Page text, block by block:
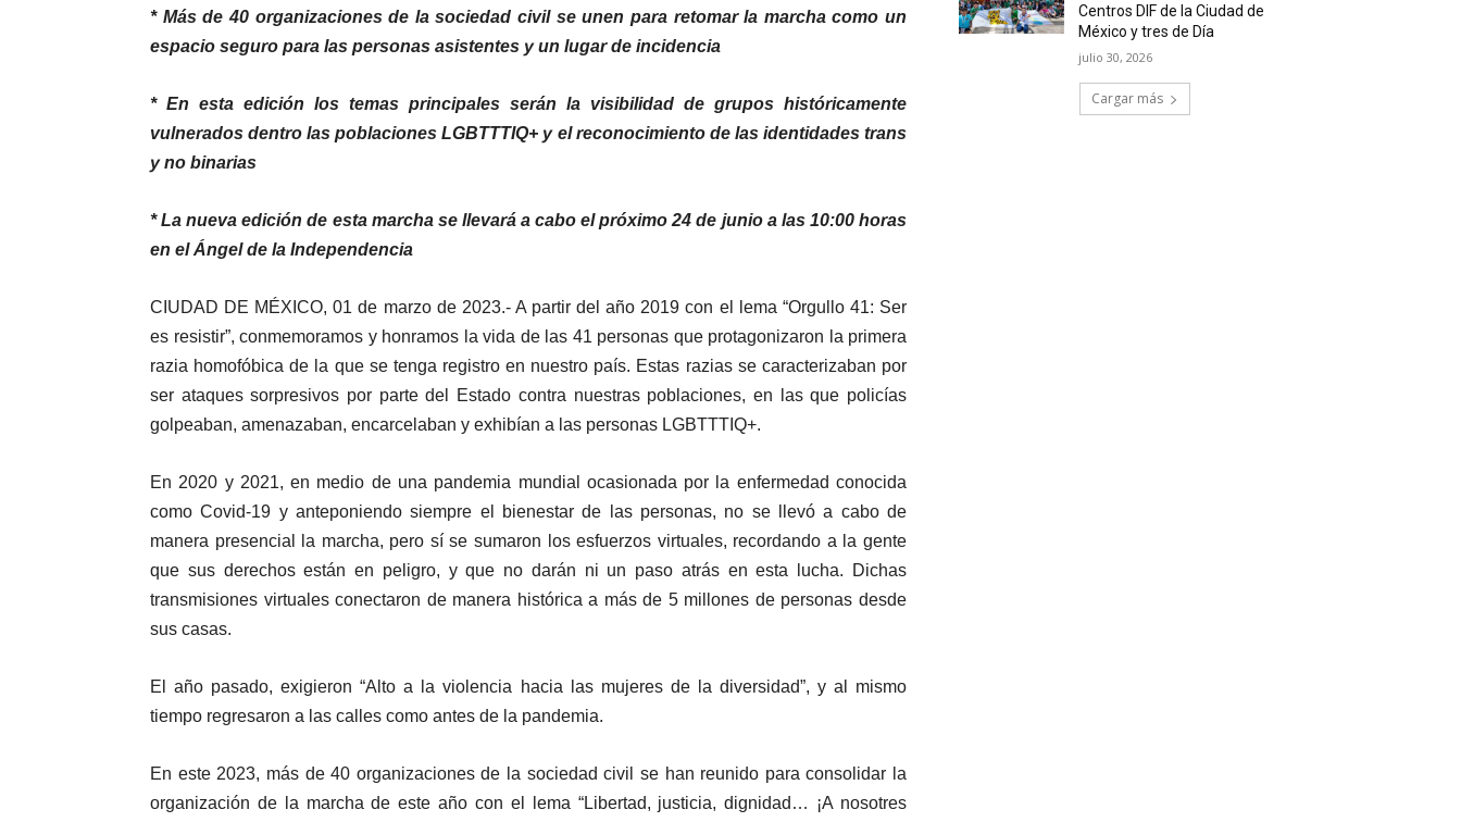
* Más de 40 organizaciones de la sociedad civil se unen para retomar la marcha como un
espacio seguro para las personas asistentes y un lugar de incidencia
* En esta edición los temas principales serán la visibilidad de grupos históricamente
vulnerados dentro las poblaciones LGBTTTIQ+ y el reconocimiento de las identidades trans
y no binarias
* La nueva edición de esta marcha se llevará a cabo el próximo 24 de junio a las 10:00 horas
en el Ángel de la Independencia
CIUDAD DE MÉXICO, 01 de marzo de 2023.- A partir del año 2019 con el lema “Orgullo 41: Ser
es resistir”, conmemoramos y honramos la vida de las 41 personas que protagonizaron la primera
razia homofóbica de la que se tenga registro en nuestro país. Estas razias se caracterizaban por
ser ataques sorpresivos por parte del Estado contra nuestras poblaciones, en las que policías
golpeaban, amenazaban, encarcelaban y exhibían a las personas LGBTTTIQ+.
En 2020 y 2021, en medio de una pandemia mundial ocasionada por la enfermedad conocida
como Covid-19 y anteponiendo siempre el bienestar de las personas, no se llevó a cabo de
manera presencial la marcha, pero sí se sumaron los esfuerzos virtuales, recordando a la gente
que sus derechos están en peligro, y que no darán ni un paso atrás en esta lucha. Dichas
transmisiones virtuales conectaron de manera histórica a más de 5 millones de personas desde
sus casas.
El año pasado, exigieron “Alto a la violencia hacia las mujeres de la diversidad”, y al mismo
tiempo regresaron a las calles como antes de la pandemia.
En este 2023, más de 40 organizaciones de la sociedad civil se han reunido para consolidar la
organización de la marcha de este año con el lema “Libertad, justicia, dignidad… ¡A nosotres
Centros DIF de la Ciudad de
México y tres de Día
julio 30, 2026
Cargar más